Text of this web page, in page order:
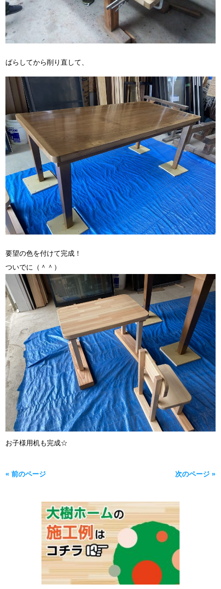
ばらしてから削り直して、
要望の色を付けて完成！
ついでに（＾＾）
お子様用机も完成☆
« 前のページ 次のページ »